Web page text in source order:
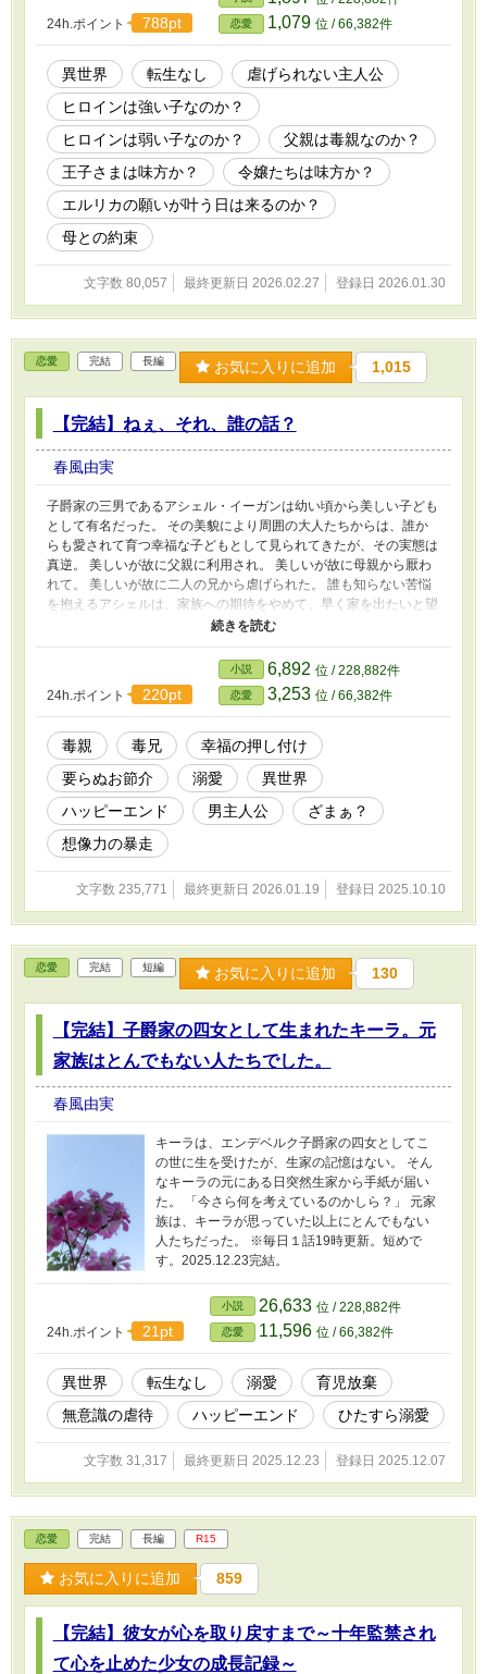
りの公爵令嬢のまま、エルリカが王都へと戻る日がやって来てしま
う──。 ◆2026.2.27完結しました◆ ※小説家になろうにも掲載し
ています。 ※番外編については未定です。 王子視点や令嬢視点、
両親の昔話に、例の令息たちがどうなったか等々、話はあるのです
が、掲載せずにこのまま終わりにして皆様のご想像にお任せする方
がいいかと悩んでおります。
24h.ポイント 788pt 恋愛 1,079 位 / 66,382件
異世界 転生なし
虐げられない主人公
ヒロインは強い子なのか？
ヒロインは弱い子なのか？
父親は毒親なのか？
王子さまは味方か？
令嬢たちは味方か？
エルリカの願いが叶う日は来るのか？
母との約束
文字数 80,057 最終更新日 2026.02.27 登録日 2026.01.30
恋愛 完結 長編 お気に入りに追加 1,015
【完結】ねぇ、それ、誰の話？
春風由実
子爵家の三男であるアシェル・イーガンは幼い頃から美しい子ども
として有名だった。 その美貌により周囲の大人たちからは、誰か
らも愛されて育つ幸福な子どもとして見られてきたが、その実態は
真逆。 美しいが故に父親に利用され。 美しいが故に母親から厭わ
れて。 美しいが故に二人の兄から虐げられた。 誰も知らない苦悩
を抱えるアシェルは、家族への期待をやめて、早く家を出たいと望
んでいたが。 それが叶う日は、突然にやって来た。 ウォーラー侯
爵とその令嬢ソフィアが、アシェルを迎えに現れたのだ。 それは
家に居場所のないアシェルの、ちょっとした思い付きから始まった
行いが結んだ縁だった。 こうして王都を離れ侯爵領でのびのびと
健やかに成長していったアシェルは、自分が美しいことも忘れてい
たくらいだったから、自身の美貌の余韻が王都の社交界にて壮大な
物語を創生していたことに気付けなかった。 仕方なく嫌々ながら
戻ってきた王都にて、大事な人を傷付けられて。 アシェルは物語
を終わらせるとともに、すっかり忘れ去っていた家族たちとも向き
合うことにした。 そして王都に新しい物語が創生する。それは真
実に則った愛の物語──。 ※2026.1.19 おかげさまで本編完結い
たしました。ありがとうございます♡
24h.ポイント 220pt
小説 6,892 位 / 228,882件
恋愛 3,253 位 / 66,382件
毒親 毒兄
幸福の押し付け
要らぬお節介
溺愛
異世界
ハッピーエンド
男主人公
ざまぁ？
想像力の暴走
文字数 235,771 最終更新日 2026.01.19 登録日 2025.10.10
恋愛 完結 短編 お気に入りに追加 130
【完結】子爵家の四女として生まれたキーラ。元
家族はとんでもない人たちでした。
春風由実
キーラは、エンデベルク子爵家の四女としてこ
の世に生を受けたが、生家の記憶はない。 そん
なキーラの元にある日突然生家から手紙が届い
た。 「今さら何を考えているのかしら？」 元家
族は、キーラが思っていた以上にとんでもない
人たちだった。 ※毎日１話19時更新。短めで
す。2025.12.23完結。
24h.ポイント 21pt
小説 26,633 位 / 228,882件
恋愛 11,596 位 / 66,382件
異世界 転生なし 溺愛
育児放棄
無意識の虐待
ハッピーエンド ひたすら溺愛
文字数 31,317 最終更新日 2025.12.23 登録日 2025.12.07
恋愛 完結 長編 R15
お気に入りに追加 859
【完結】彼女が心を取り戻すまで～十年監禁され
て心を止めた少女の成長記録～